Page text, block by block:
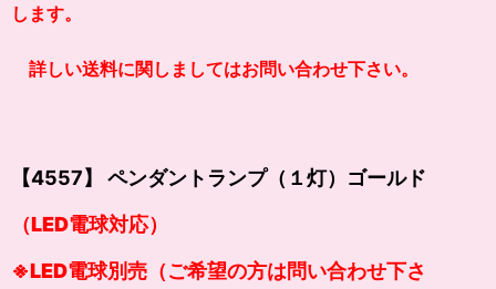
します。
詳しい送料に関しましてはお問い合わせ下さい。
【4557】 ペンダントランプ（１灯）ゴールド
（LED電球対応）
※LED電球別売（ご希望の方は問い合わせ下さ